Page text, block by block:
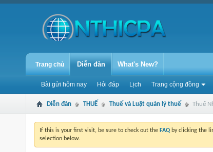
Trang chủ Diễn đàn
Bài gửi hôm nay Hỏi đáp Lịch Trang cộng đồng
What's New?
Diễn đàn THUẾ Thuế và Luật quản lý thuế Thuế
If this is your first visit, be sure to check out the FAQ by clicking the
selection below.